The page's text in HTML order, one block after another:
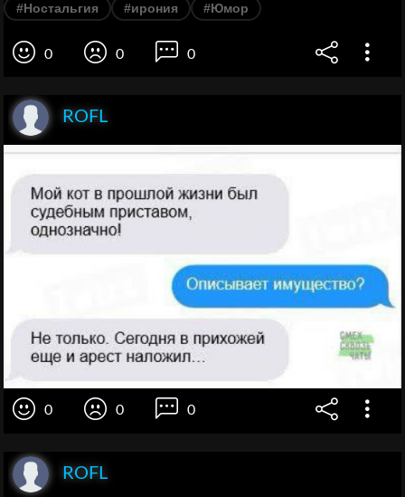
#Ностальгия #ирония #Юмор
0 0 0
ROFL
0 0 0
ROFL